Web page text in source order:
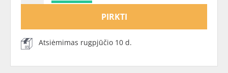
PIRKTI
Atsiėmimas rugpjūčio 10 d.